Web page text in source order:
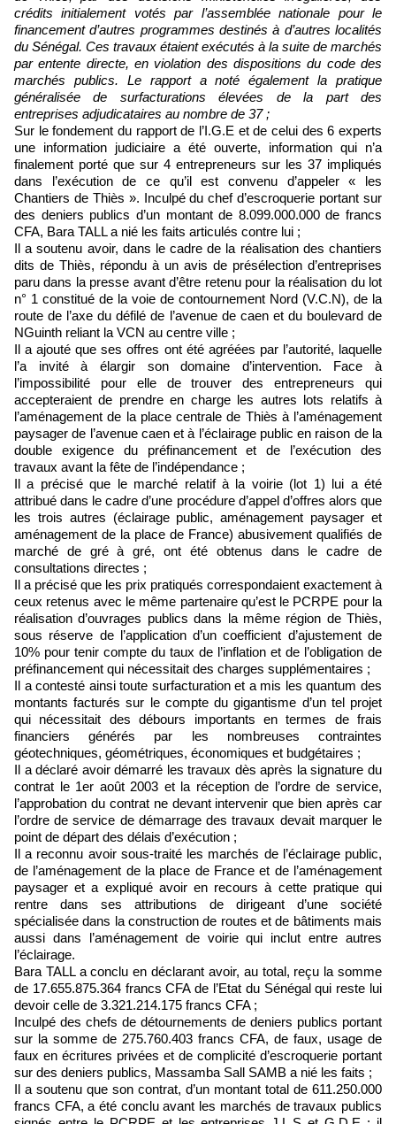
crédits initialement votés par l’assemblée nationale pour le
financement d’autres programmes destinés à d’autres localités
du Sénégal. Ces travaux étaient exécutés à la suite de marchés
par entente directe, en violation des dispositions du code des
marchés publics. Le rapport a noté également la pratique
généralisée de surfacturations élevées de la part des
entreprises adjudicataires au nombre de 37 ;
Sur le fondement du rapport de l’I.G.E et de celui des 6 experts
une information judiciaire a été ouverte, information qui n’a
finalement porté que sur 4 entrepreneurs sur les 37 impliqués
dans l’exécution de ce qu’il est convenu d’appeler « les
Chantiers de Thiès ». Inculpé du chef d’escroquerie portant sur
des deniers publics d’un montant de 8.099.000.000 de francs
CFA, Bara TALL a nié les faits articulés contre lui ;
Il a soutenu avoir, dans le cadre de la réalisation des chantiers
dits de Thiès, répondu à un avis de présélection d’entreprises
paru dans la presse avant d’être retenu pour la réalisation du lot
n° 1 constitué de la voie de contournement Nord (V.C.N), de la
route de l’axe du défilé de l’avenue de caen et du boulevard de
NGuinth reliant la VCN au centre ville ;
Il a ajouté que ses offres ont été agréées par l’autorité, laquelle
l’a invité à élargir son domaine d’intervention. Face à
l’impossibilité pour elle de trouver des entrepreneurs qui
accepteraient de prendre en charge les autres lots relatifs à
l’aménagement de la place centrale de Thiès à l’aménagement
paysager de l’avenue caen et à l’éclairage public en raison de la
double exigence du préfinancement et de l’exécution des
travaux avant la fête de l’indépendance ;
Il a précisé que le marché relatif à la voirie (lot 1) lui a été
attribué dans le cadre d’une procédure d’appel d’offres alors que
les trois autres (éclairage public, aménagement paysager et
aménagement de la place de France) abusivement qualifiés de
marché de gré à gré, ont été obtenus dans le cadre de
consultations directes ;
Il a précisé que les prix pratiqués correspondaient exactement à
ceux retenus avec le même partenaire qu’est le PCRPE pour la
réalisation d’ouvrages publics dans la même région de Thiès,
sous réserve de l’application d’un coefficient d’ajustement de
10% pour tenir compte du taux de l’inflation et de l’obligation de
préfinancement qui nécessitait des charges supplémentaires ;
Il a contesté ainsi toute surfacturation et a mis les quantum des
montants facturés sur le compte du gigantisme d’un tel projet
qui nécessitait des débours importants en termes de frais
financiers générés par les nombreuses contraintes
géotechniques, géométriques, économiques et budgétaires ;
Il a déclaré avoir démarré les travaux dès après la signature du
contrat le 1er août 2003 et la réception de l’ordre de service,
l’approbation du contrat ne devant intervenir que bien après car
l’ordre de service de démarrage des travaux devait marquer le
point de départ des délais d’exécution ;
Il a reconnu avoir sous-traité les marchés de l’éclairage public,
de l’aménagement de la place de France et de l’aménagement
paysager et a expliqué avoir en recours à cette pratique qui
rentre dans ses attributions de dirigeant d’une société
spécialisée dans la construction de routes et de bâtiments mais
aussi dans l’aménagement de voirie qui inclut entre autres
l’éclairage.
Bara TALL a conclu en déclarant avoir, au total, reçu la somme
de 17.655.875.364 francs CFA de l’Etat du Sénégal qui reste lui
devoir celle de 3.321.214.175 francs CFA ;
Inculpé des chefs de détournements de deniers publics portant
sur la somme de 275.760.403 francs CFA, de faux, usage de
faux en écritures privées et de complicité d’escroquerie portant
sur des deniers publics, Massamba Sall SAMB a nié les faits ;
Il a soutenu que son contrat, d’un montant total de 611.250.000
francs CFA, a été conclu avant les marchés de travaux publics